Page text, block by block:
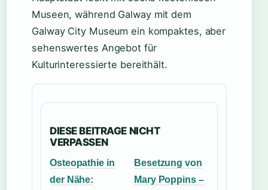
Museen, während Galway mit dem
Galway City Museum ein kompaktes, aber
sehenswertes Angebot für
Kulturinteressierte bereithält.
DIESE BEITRAGE NICHT
VERPASSEN
Osteopathie in
der Nähe:
Besetzung von
Mary Poppins –